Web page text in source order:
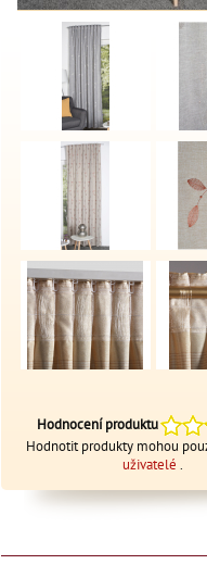
Hodnocení produktu
Hodnotit produkty mohou
uživatelé .